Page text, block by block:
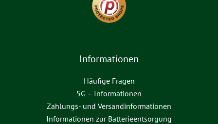
Informationen
Häufige Fragen
5G – Informationen
Zahlungs- und Versandinformationen
Informationen zur Batterieentsorgung